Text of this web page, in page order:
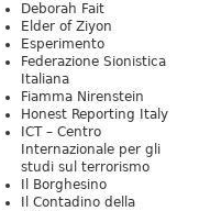
Deborah Fait
Elder of Ziyon
Esperimento
Federazione Sionistica
Italiana
Fiamma Nirenstein
Honest Reporting Italy
ICT – Centro
Internazionale per gli
studi sul terrorismo
Il Borghesino
Il Contadino della